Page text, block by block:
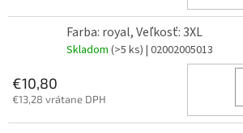
Farba: royal, Veľkosť: 3XL
Skladom (>5 ks) | 02002005013
€10,80
€13,28 vrátane DPH